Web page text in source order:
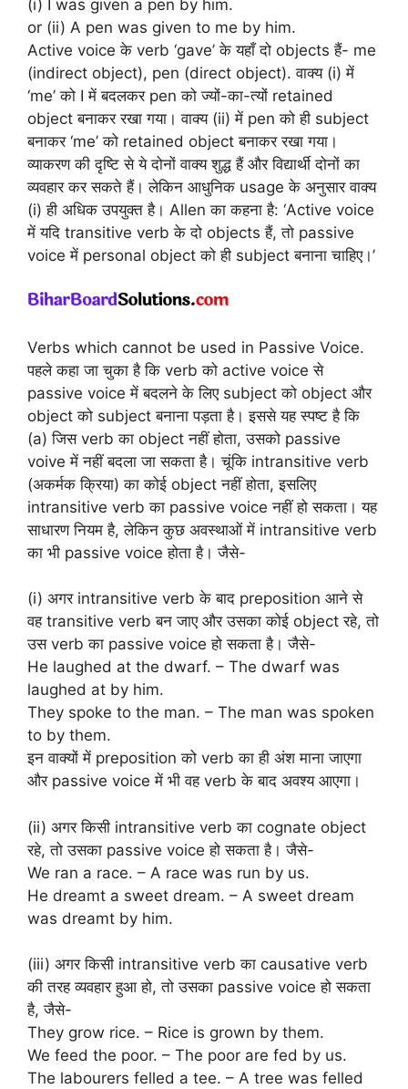
(i) I was given a pen by him.
or (ii) A pen was given to me by him.
Active voice के verb ‘gave’ के यहाँ दो objects हैं- me
(indirect object), pen (direct object). वाक्य (i) में
‘me’ को I में बदलकर pen को ज्यों-का-त्यों retained
object बनाकर रखा गया। वाक्य (ii) में pen को ही subject
बनाकर ‘me’ को retained object बनाकर रखा गया।
व्याकरण की दृष्टि से ये दोनों वाक्य शुद्ध हैं और विद्यार्थी दोनों का
व्यवहार कर सकते हैं। लेकिन आधुनिक usage के अनुसार वाक्य
(i) ही अधिक उपयुक्त है। Allen का कहना है: ‘Active voice
में यदि transitive verb के दो objects हैं, तो passive
voice में personal object को ही subject बनाना चाहिए।’
Verbs which cannot be used in Passive Voice.
पहले कहा जा चुका है कि verb को active voice से
passive voice में बदलने के लिए subject को object और
object को subject बनाना पड़ता है। इससे यह स्पष्ट है कि
(a) जिस verb का object नहीं होता, उसको passive
voive में नहीं बदला जा सकता है। चूंकि intransitive verb
(अकर्मक क्रिया) का कोई object नहीं होता, इसलिए
intransitive verb का passive voice नहीं हो सकता। यह
साधारण नियम है, लेकिन कुछ अवस्थाओं में intransitive verb
का भी passive voice होता है। जैसे-
(i) अगर intransitive verb के बाद preposition आने से
वह transitive verb बन जाए और उसका कोई object रहे, तो
उस verb का passive voice हो सकता है। जैसे-
He laughed at the dwarf. – The dwarf was
laughed at by him.
They spoke to the man. – The man was spoken
to by them.
इन वाक्यों में preposition को verb का ही अंश माना जाएगा
और passive voice में भी वह verb के बाद अवश्य आएगा।
(ii) अगर किसी intransitive verb का cognate object
रहे, तो उसका passive voice हो सकता है। जैसे-
We ran a race. – A race was run by us.
He dreamt a sweet dream. – A sweet dream
was dreamt by him.
(iii) अगर किसी intransitive verb का causative verb
की तरह व्यवहार हुआ हो, तो उसका passive voice हो सकता
है, जैसे-
They grow rice. – Rice is grown by them.
We feed the poor. – The poor are fed by us.
The labourers felled a tee. – A tree was felled